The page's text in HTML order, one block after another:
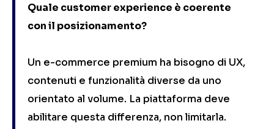
Quale customer experience è coerente
con il posizionamento?
Un e-commerce premium ha bisogno di UX,
contenuti e funzionalità diverse da uno
orientato al volume. La piattaforma deve
abilitare questa differenza, non limitarla.